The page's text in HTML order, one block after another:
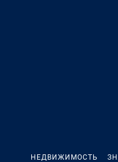
НЕДВИЖИМОСТЬ